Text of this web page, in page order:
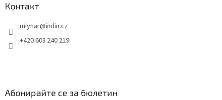
Контакт
mlynar@indin.cz
+420 603 240 219
Абонирайте се за бюлетин